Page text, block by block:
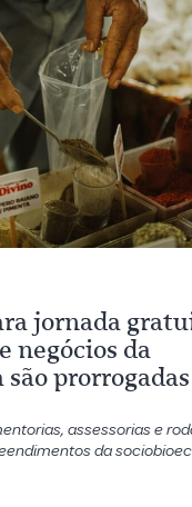
jornada
negócios da
assessorias e
da